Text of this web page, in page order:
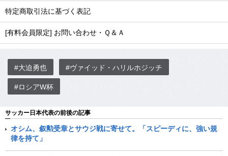
特定商取引法に基づく表記
[有料会員限定] お問い合わせ・Ｑ＆Ａ
#大迫勇也 #ヴァイッド・ハリルホジッチ
#ロシアW杯
サッカー日本代表の前後の記事
オシム、叙勲受章とサウジ戦に寄せて。「スピーディに、強い規
律を持て」